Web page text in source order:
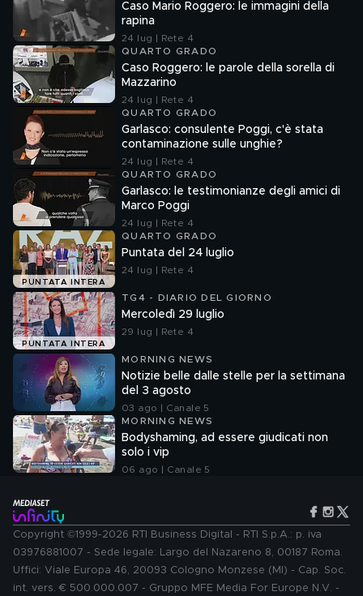
Caso Mario Roggero: le immagini della
rapina
24 lug | Rete 4
QUARTO GRADO
Caso Roggero: le parole della sorella di
Mazzarino
24 lug | Rete 4
QUARTO GRADO
Garlasco: consulente Poggi, c'è stata
contaminazione sulle unghie?
24 lug | Rete 4
QUARTO GRADO
Garlasco: le testimonianze degli amici di
Marco Poggi
24 lug | Rete 4
PUNTATA INTERA
QUARTO GRADO
Puntata del 24 luglio
24 lug | Rete 4
PUNTATA INTERA
TG4 - DIARIO DEL GIORNO
Mercoledì 29 luglio
29 lug | Rete 4
MORNING NEWS
Notizie belle dalle stelle per la settimana
del 3 agosto
03 ago | Canale 5
MORNING NEWS
Bodyshaming, ad essere giudicati non
solo i vip
06 ago | Canale 5
Copyright ©1999-2026 RTI Business Digital - RTI S.p.A.: p. iva
03976881007 - Sede legale: Largo del Nazareno 8, 00187 Roma.
Uffici: Viale Europa 46, 20093 Cologno Monzese (MI) - Cap. Soc.
int. vers. € 500.000.007 - Gruppo MFE Media For Europe N.V. -